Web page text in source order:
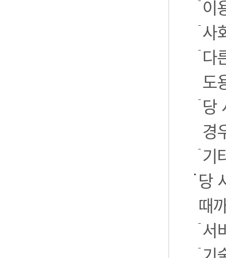
이
사
다
도
당
경
기
당
때
서